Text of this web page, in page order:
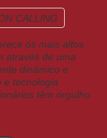
os mais altos
através de uma
dinâmico e
e tecnologia
têm orgulho